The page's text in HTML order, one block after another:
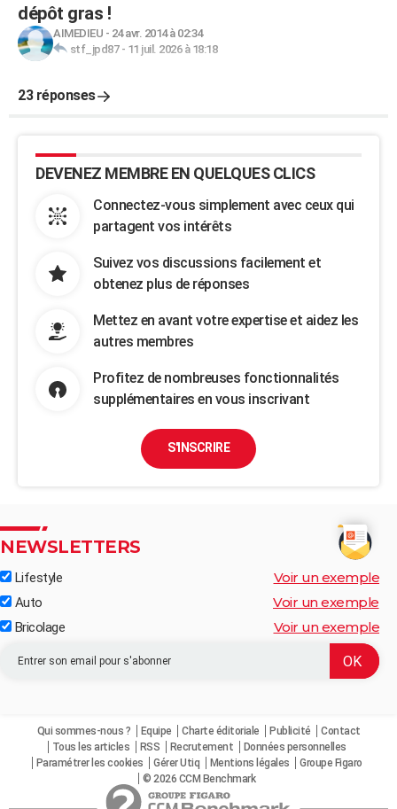
dépôt gras !
AIMEDIEU - 24 avr. 2014 à 02:34
stf_jpd87- 11 juil. 2026 à 18:18
23 réponses
DEVENEZ MEMBRE EN QUELQUES CLICS
Connectez-vous simplement avec ceux qui
partagent vos intérêts
Suivez vos discussions facilement et
obtenez plus de réponses
Mettez en avant votre expertise et aidez les
autres membres
Profitez de nombreuses fonctionnalités
supplémentaires en vous inscrivant
S'INSCRIRE
NEWSLETTERS
Lifestyle Voir un exemple
Auto Voir un exemple
Bricolage Voir un exemple
Qui sommes-nous ? Equipe Charte éditoriale Publicité
Contact
Tous les articles
RSS Recrutement
Données personnelles
Paramétrer les cookies
Gérer Utiq Mentions légales
Groupe Figaro
© 2026 CCM Benchmark